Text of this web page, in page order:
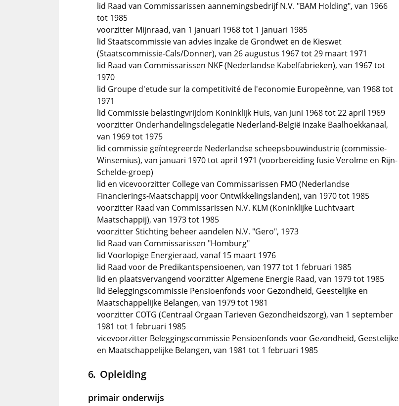
lid Raad van Commissarissen aannemingsbedrijf N.V. "BAM Holding", van 1966
tot 1985
voorzitter Mijnraad, van 1 januari 1968 tot 1 januari 1985
lid Staatscommissie van advies inzake de Grondwet en de Kieswet
(Staatscommissie-Cals/Donner), van 26 augustus 1967 tot 29 maart 1971
lid Raad van Commissarissen NKF (Nederlandse Kabelfabrieken), van 1967 tot
1970
lid Groupe d'etude sur la competitivité de l'economie Europeènne, van 1968 tot
1971
lid Commissie belastingvrijdom Koninklijk Huis, van juni 1968 tot 22 april 1969
voorzitter Onderhandelingsdelegatie Nederland-België inzake Baalhoekkanaal,
van 1969 tot 1975
lid commissie geïntegreerde Nederlandse scheepsbouwindustrie (commissie-
Winsemius), van januari 1970 tot april 1971 (voorbereiding fusie Verolme en Rijn-
Schelde-groep)
lid en vicevoorzitter College van Commissarissen FMO (Nederlandse
Financierings-Maatschappij voor Ontwikkelingslanden), van 1970 tot 1985
voorzitter Raad van Commissarissen N.V. KLM (Koninklijke Luchtvaart
Maatschappij), van 1973 tot 1985
voorzitter Stichting beheer aandelen N.V. "Gero", 1973
lid Raad van Commissarissen "Homburg"
lid Voorlopige Energieraad, vanaf 15 maart 1976
lid Raad voor de Predikantspensioenen, van 1977 tot 1 februari 1985
lid en plaatsvervangend voorzitter Algemene Energie Raad, van 1979 tot 1985
lid Beleggingscommissie Pensioenfonds voor Gezondheid, Geestelijke en
Maatschappelijke Belangen, van 1979 tot 1981
voorzitter COTG (Centraal Orgaan Tarieven Gezondheidszorg), van 1 september
1981 tot 1 februari 1985
vicevoorzitter Beleggingscommissie Pensioenfonds voor Gezondheid, Geestelijke
en Maatschappelijke Belangen, van 1981 tot 1 februari 1985
Opleiding
primair onderwijs